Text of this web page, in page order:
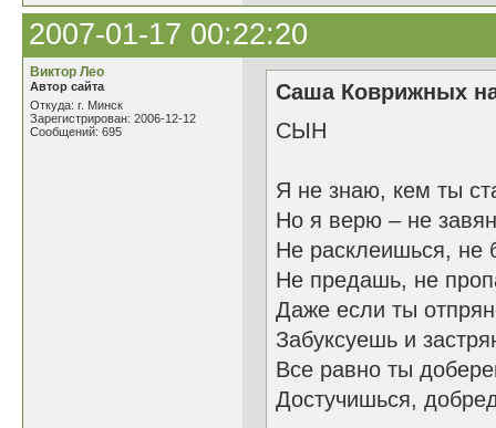
2007-01-17 00:22:20
Виктор Лео
Автор сайта
Откуда: г. Минск
Зарегистрирован: 2006-12-12
Сообщений: 695
Саша Коврижных
СЫН
Я не знаю, кем ты
Но я верю – не
Не расклеишься, не
Не предашь, не
Даже если ты
Забуксуешь и
Все равно ты
Достучишься,